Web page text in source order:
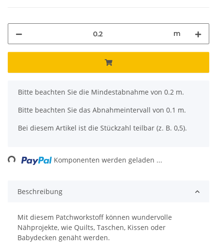
m
x
Bitte beachten Sie die Mindestabnahme von 0.2 m.
Bitte beachten Sie das Abnahmeintervall von 0.1 m.
Bei diesem Artikel ist die Stückzahl teilbar (z. B. 0,5).
Loading... Komponenten werden geladen ...
Beschreibung
Mit diesem Patchworkstoff können wundervolle
Nähprojekte, wie Quilts, Taschen, Kissen oder
Babydecken genäht werden.